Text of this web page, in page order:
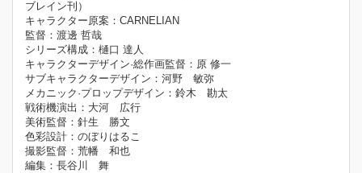
ブレイン刊）
キャラクター原案：CARNELIAN
監督：渡邊 哲哉
シリーズ構成：樋口 達人
キャラクターデザイン·総作画監督：原 修一
サブキャラクターデザイン：河野 敏弥
メカニック·プロップデザイン：鈴木 勘太
戦術機演出：大河 広行
美術監督：針生 勝文
色彩設計：のぼりはるこ
撮影監督：荒幡 和也
編集：長谷川 舞